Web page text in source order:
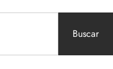
Buscar